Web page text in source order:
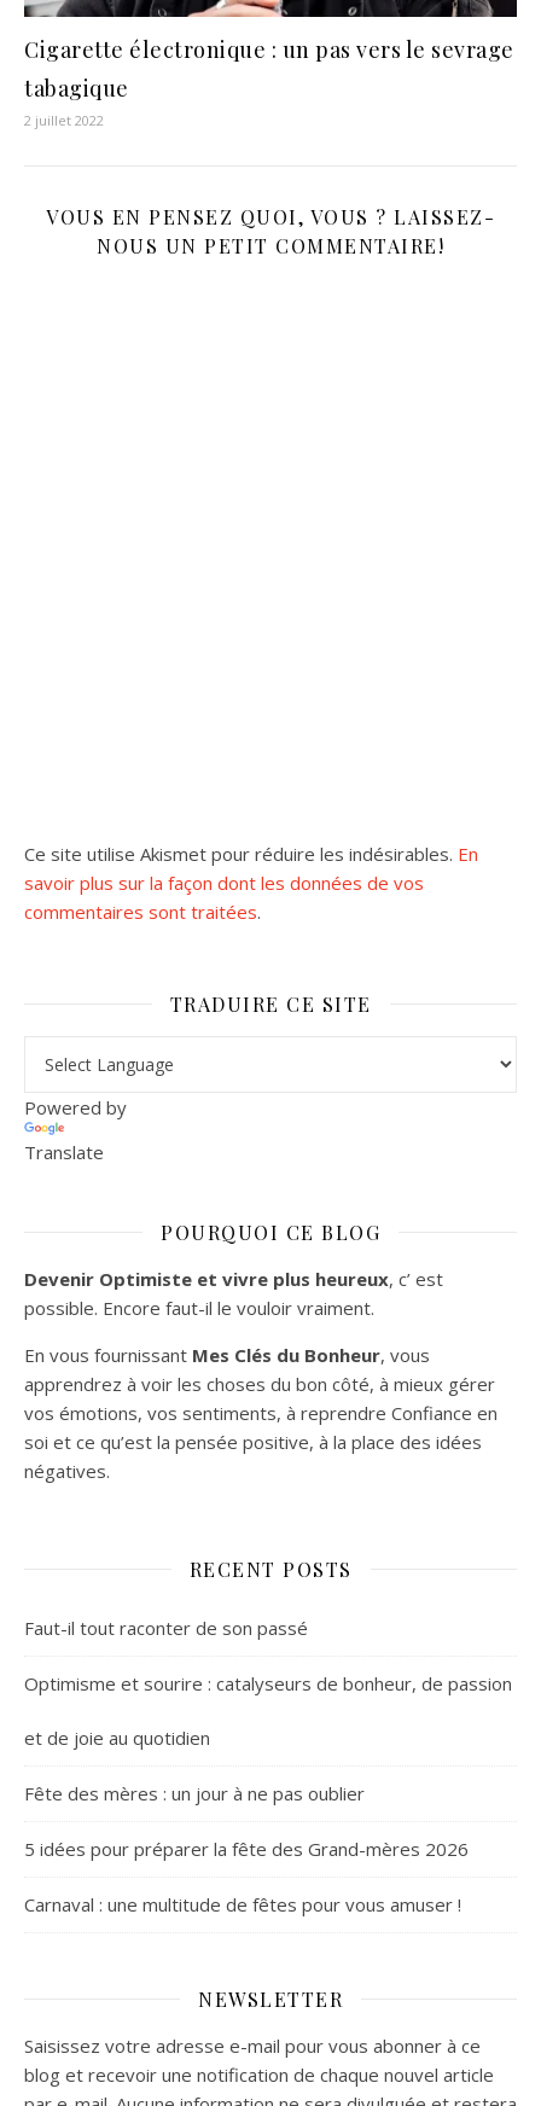
Cigarette électronique : un pas vers le sevrage
tabagique
2 juillet 2022
VOUS EN PENSEZ QUOI, VOUS ? LAISSEZ-
NOUS UN PETIT COMMENTAIRE!
Ce site utilise Akismet pour réduire les indésirables. En
savoir plus sur la façon dont les données de vos
commentaires sont traitées.
TRADUIRE CE SITE
Powered by
Translate
POURQUOI CE BLOG
Devenir Optimiste et vivre plus heureux, c’ est
possible. Encore faut-il le vouloir vraiment.
En vous fournissant Mes Clés du Bonheur, vous
apprendrez à voir les choses du bon côté, à mieux gérer
vos émotions, vos sentiments, à reprendre Confiance en
soi et ce qu’est la pensée positive, à la place des idées
négatives.
RECENT POSTS
Faut-il tout raconter de son passé
Optimisme et sourire : catalyseurs de bonheur, de passion
et de joie au quotidien
Fête des mères : un jour à ne pas oublier
5 idées pour préparer la fête des Grand-mères 2026
Carnaval : une multitude de fêtes pour vous amuser !
NEWSLETTER
Saisissez votre adresse e-mail pour vous abonner à ce
blog et recevoir une notification de chaque nouvel article